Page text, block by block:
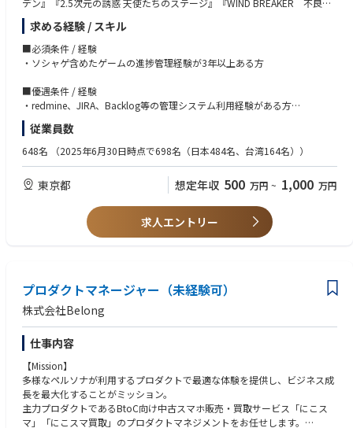
り組んでおります。
・特に注力しているモバイルアプリを活用したプラットフォーム型Webサ
ービスである「TOYOTA Wallet」の開発は、スマホ決済機能に留まらず
「モビリティ・生活・金融サービス」などの分野においても提供価値を拡
大していく予定です。
会の未来とお客様の笑顔を創造」を実現するため「TOYOTA Wallet」の機
能の拡充に日々取り組んでおります。
デン』『2.5次元の誘惑 天使たちのステージ』『WIND BREAKER 不良た
ちの英雄譚』など多数の人気原作のゲームタイトル。
人気原作作品からオリジナル作品まで幅広いジャンルを開発しています。
詳しくはこちらをご覧ください
【具体的な仕事内容】
主に、海外展開や、プラットフォーム展開などの進行管理をおこないま
す。
・プロジェクト全体ないし企画の進行管理
└ スケジュール管理
└ 予算管理
求める経験 / スキル
■必須条件 / 経験
・ソシャゲ含めたゲームの進捗管理経験が3年以上ある方
■優遇条件 / 経験
・redmine、JIRA、Backlog等の管理システム利用経験がある方
・ゲーム業界またはIT、システム業界で企画経験がある方
従業員数
648名 （2025年6月30日時点で698名（日本484名、台湾164名））
東京都 想定年収 500 万円 ~ 1,000 万円
求人エントリー
プロダクトマネージャー（未経験可）
株式会社Belong
仕事内容
【Mission】
多様なペルソナが利用するプロダクトで最適な体験を提供し、ビジネス成
長を最大化することがミッション。
主力プロダクトであるBtoC向け中古スマホ販売・買取サービス「にこス
マ」「にこスマ買取」のプロダクトマネジメントをお任せします。